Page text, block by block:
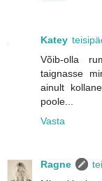
Katey
Võib-olla
taignasse
ainult
poole...
Vasta
Ragne